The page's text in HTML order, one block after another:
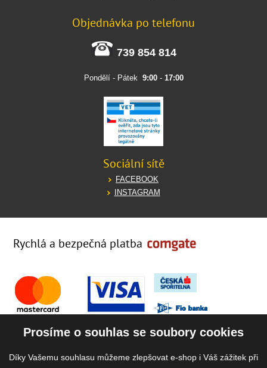
Objednávka po telefonu
739 854 814
Pondělí - Pátek 9:00- 17:00
Sociální sítě
FACEBOOK
INSTAGRAM
Rychlá a bezpečná platba
Prosíme o souhlas se soubory cookies
Díky Vašemu souhlasu můžeme zlepšovat e-shop i Váš zážitek při